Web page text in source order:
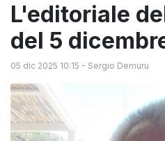
L'editoriale
del 5
05 dic 2025 10:15 - Sergio Demuru